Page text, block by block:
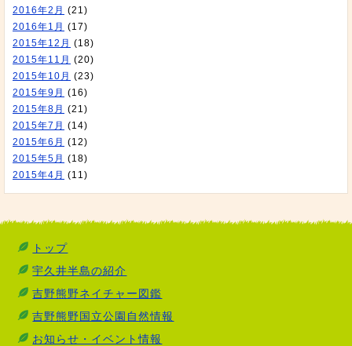
2016年2月 (21)
2016年1月 (17)
2015年12月 (18)
2015年11月 (20)
2015年10月 (23)
2015年9月 (16)
2015年8月 (21)
2015年7月 (14)
2015年6月 (12)
2015年5月 (18)
2015年4月 (11)
トップ
宇久井半島の紹介
吉野熊野ネイチャー図鑑
吉野熊野国立公園自然情報
お知らせ・イベント情報